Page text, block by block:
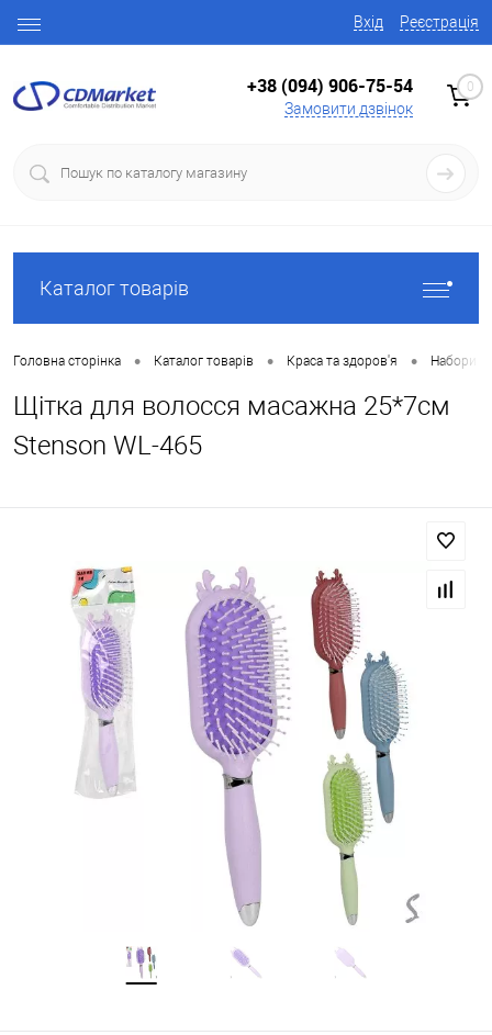
Вхід Реєстрація
+38 (094) 906-75-54
Замовити дзвінок
0
Каталог товарів
Головна сторінка • Каталог товарів • Краса та здоров'я • Набори
Щітка для волосся масажна 25*7см
Stenson WL-465